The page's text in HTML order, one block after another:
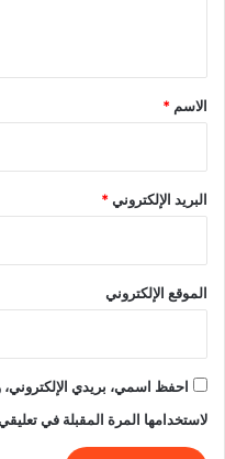
*
الاسم *
البريد الإلكتروني*
الموقع الإلكتروني
احفظ اسمي، بريدي الإلكتروني،
لاستخدامها المرة المقبلة في